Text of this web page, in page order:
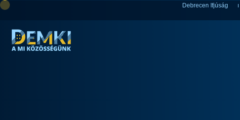
Debrecen Ifjúság